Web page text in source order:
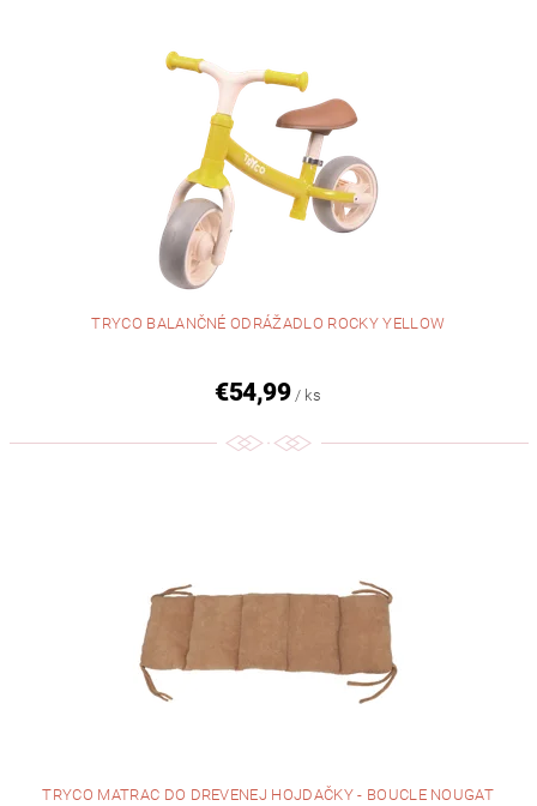
TRYCO BALANČNÉ ODRÁŽADLO ROCKY YELLOW
€54,99 / ks
TRYCO MATRAC DO DREVENEJ HOJDAČKY - BOUCLE NOUGAT